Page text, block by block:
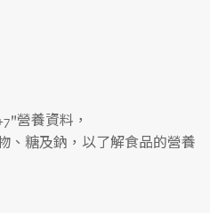
營養資料，
、糖及鈉，以了解食品的營養